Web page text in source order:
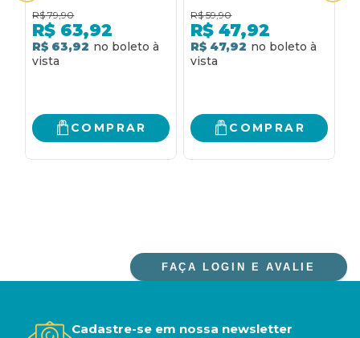
HISTÓRIA SOCIAL DO
PORTUGUÊS
BRASILEIRO: DA
HISTÓRIA SOCIAL À
R$ 79,90
R$ 63,92
R$ 63,92
COMPRAR
R$ 59,90
R$ 47,92
R$ 47,92
COMPRAR
FAÇA LOGIN E AVALIE
Cadastre-se em nossa newsletter